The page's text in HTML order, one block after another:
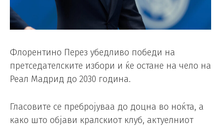
Флорентино Перез убедливо победи на
претседателските избори и ќе остане на чело на
Реал Мадрид до 2030 година.
Гласовите се пребројуваа до доцна во ноќта, а
како што објави кралскиот клуб, актуелниот